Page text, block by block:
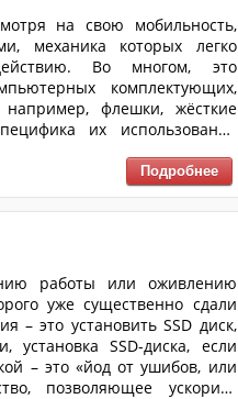
на свою мобильность,
механика которых легко
Во многом, это
комплектующих,
флешки, жёсткие
их использования
подобный гарант перестаёт
ситуация, решение которой
работы или оживлению
уже существенно сдали
– это установить SSD диск,
SSD-диска, если
– это «йод от ушибов, или
позволяющее ускорить